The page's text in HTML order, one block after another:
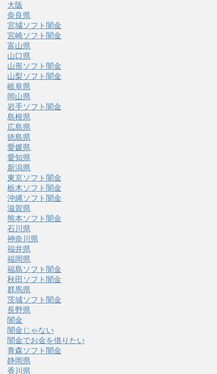
大阪
奈良県
宮城ソフト闇金
宮崎ソフト闇金
富山県
山口県
山形ソフト闇金
山梨ソフト闇金
岐阜県
岡山県
岩手ソフト闇金
島根県
広島県
徳島県
愛媛県
愛知県
新潟県
東京ソフト闇金
栃木ソフト闇金
沖縄ソフト闇金
滋賀県
熊本ソフト闇金
石川県
神奈川県
福井県
福岡県
福島ソフト闇金
秋田ソフト闇金
群馬県
茨城ソフト闇金
長野県
闇金
闇金じゃない
闇金でお金を借りたい
青森ソフト闇金
静岡県
香川県